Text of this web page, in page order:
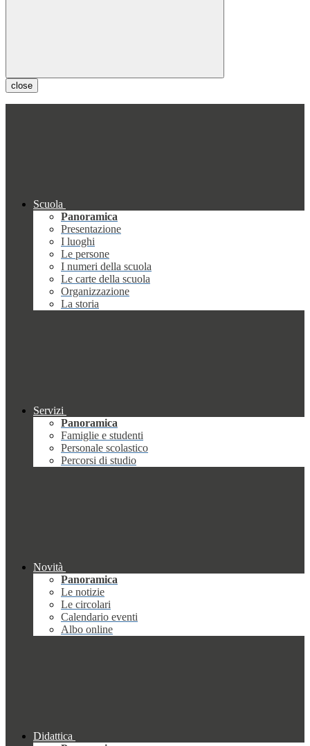
close
Scuola
Panoramica
Presentazione
I luoghi
Le persone
I numeri della scuola
Le carte della scuola
Organizzazione
La storia
Servizi
Panoramica
Famiglie e studenti
Personale scolastico
Percorsi di studio
Novità
Panoramica
Le notizie
Le circolari
Calendario eventi
Albo online
Didattica